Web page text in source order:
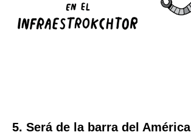
5. Será de la barra del América